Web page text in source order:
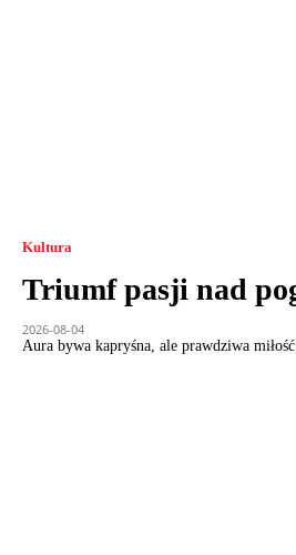
Kultura
Triumf pasji nad
2026-08-04
Aura bywa kapryśna, ale prawdziwa